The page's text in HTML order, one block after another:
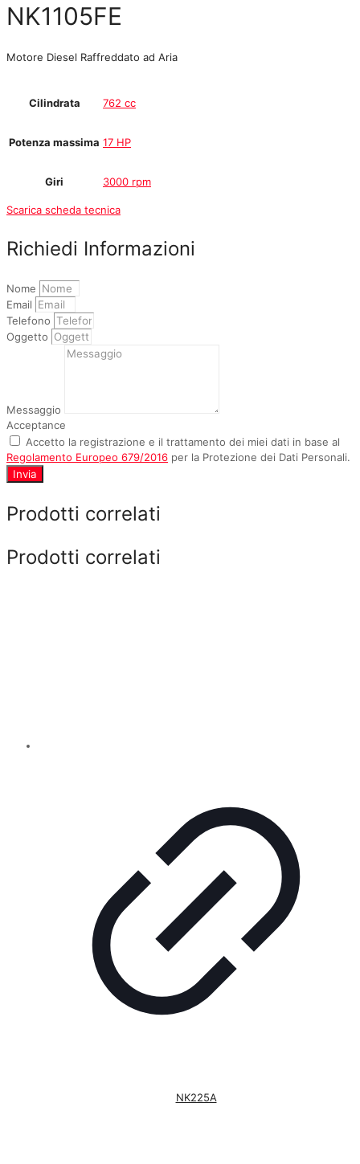
NK1105FE
Motore Diesel Raffreddato ad Aria
Cilindrata 762 cc
Potenza massima 17 HP
Giri 3000 rpm
Scarica scheda tecnica
Richiedi Informazioni
Nome
Email
Telefono
Oggetto
Messaggio
Acceptance
Accetto la registrazione e il trattamento dei miei dati in base al
Regolamento Europeo 679/2016 per la Protezione dei Dati Personali.
Invia
Prodotti correlati
Prodotti correlati
NK225A